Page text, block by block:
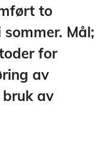
to
Mål;
for
av
av